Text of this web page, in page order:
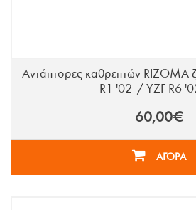
Αντάπτορες καθρεπτών RIZOMA
R1 '02- / YZF-R6
60,00€
ΑΓΟΡΑ